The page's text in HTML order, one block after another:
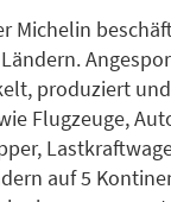
Michelin
produziert
Flugzeuge,
auf 5